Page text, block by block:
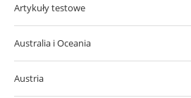
Artykuły testowe
Australia i Oceania
Austria